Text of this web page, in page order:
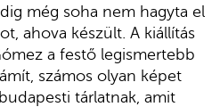
még soha nem hagyta el
ahova készült. A kiállítás
a festő legismertebb
számos olyan képet
tárlatnak, amit